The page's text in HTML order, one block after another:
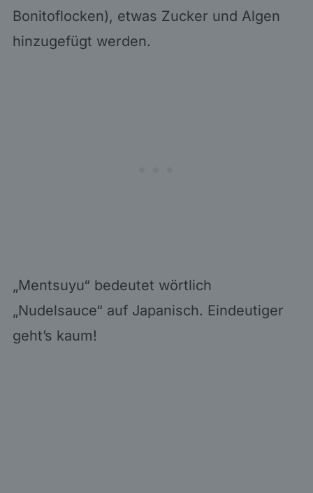
Bonitoflocken), etwas Zucker und Algen
hinzugefügt werden.
„Mentsuyu“ bedeutet wörtlich
„Nudelsauce“ auf Japanisch. Eindeutiger
geht’s kaum!